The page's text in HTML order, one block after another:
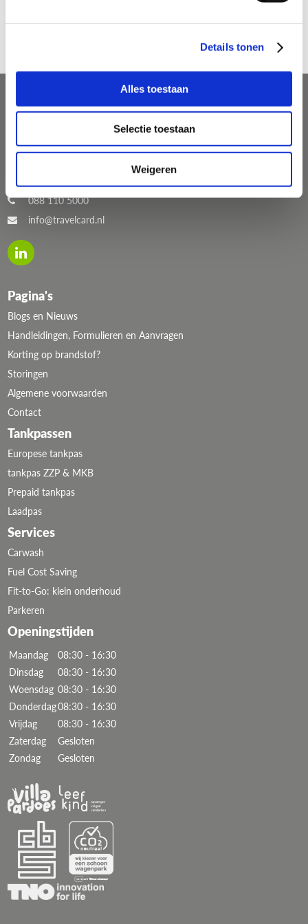
Details tonen
Alles toestaan
Selectie toestaan
Weigeren
P.J. Oudweg 4
088 110 5000
info@travelcard.nl
Pagina's
Blogs en Nieuws
Handleidingen, Formulieren en Aanvragen
Korting op brandstof?
Storingen
Algemene voorwaarden
Contact
Tankpassen
Europese tankpas
tankpas ZZP & MKB
Prepaid tankpas
Laadpas
Services
Carwash
Fuel Cost Saving
Fit-to-Go: klein onderhoud
Parkeren
Openingstijden
Maandag
08:30 - 16:30
Dinsdag
08:30 - 16:30
Woensdag 08:30 - 16:30
Donderdag08:30 - 16:30
Vrijdag
08:30 - 16:30
Zaterdag
Gesloten
Zondag
Gesloten